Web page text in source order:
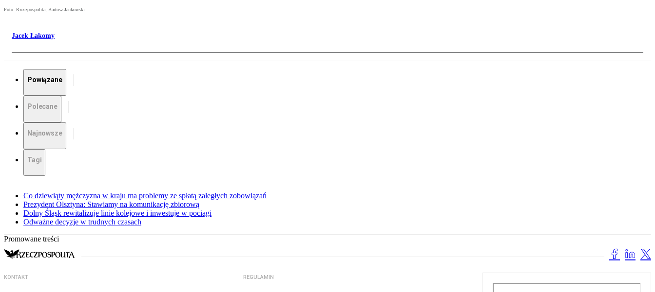
Foto: Rzeczpospolita, Bartosz Jankowski
Jacek Łakomy
Powiązane
Polecane
Najnowsze
Tagi
Co dziewiąty mężczyzna w kraju ma problemy ze spłatą zaległych zobowiązań
Prezydent Olsztyna: Stawiamy na komunikację zbiorową
Dolny Śląsk rewitalizuje linie kolejowe i inwestuje w pociągi
Odważne decyzje w trudnych czasach
Promowane treści
KONTAKT REGULAMIN